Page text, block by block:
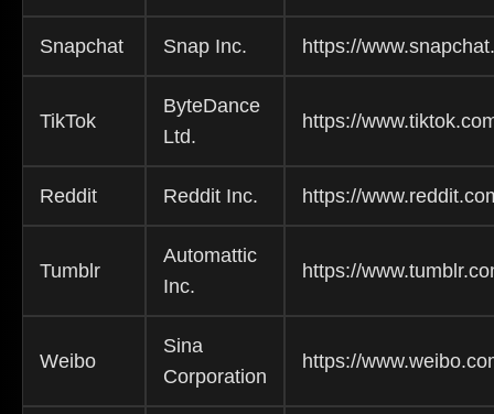
Snapchat Snap Inc. https://
TikTok
ByteDance
Ltd.
https://
Reddit Reddit Inc. https://
Tumblr
Automattic
Inc.
https://
Weibo
Sina
Corporation
https://